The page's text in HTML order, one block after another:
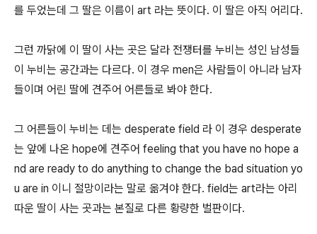
를 두었는데 그 딸은 이름이 art 라는 뜻이다. 이 딸은 아직 어리다.
그런 까닭에 이 딸이 사는 곳은 달라 전쟁터를 누비는 성인 남성들
이 누비는 공간과는 다르다. 이 경우 men은 사람들이 아니라 남자
들이며 어린 딸에 견주어 어른들로 봐야 한다.
그 어른들이 누비는 데는 desperate field 라 이 경우 desperate
는 앞에 나온 hope에 견주어 feeling that you have no hope a
nd are ready to do anything to change the bad situation yo
u are in 이니 절망이라는 말로 옮겨야 한다. field는 art라는 아리
따운 딸이 사는 곳과는 본질로 다른 황량한 벌판이다.